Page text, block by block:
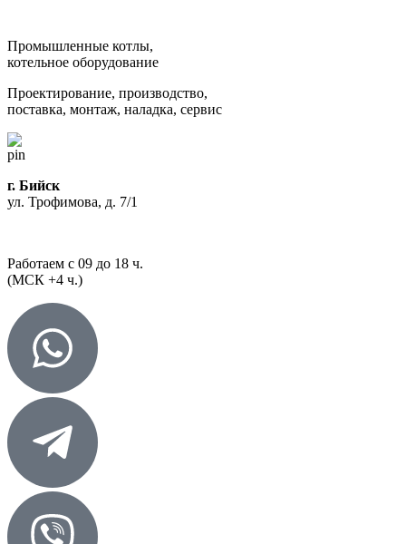
Промышленные котлы,
котельное оборудование
Проектирование, производство,
поставка, монтаж, наладка, сервис
г. Бийск
ул. Трофимова, д. 7/1
Работаем с 09 до 18 ч.
(МСК +4 ч.)